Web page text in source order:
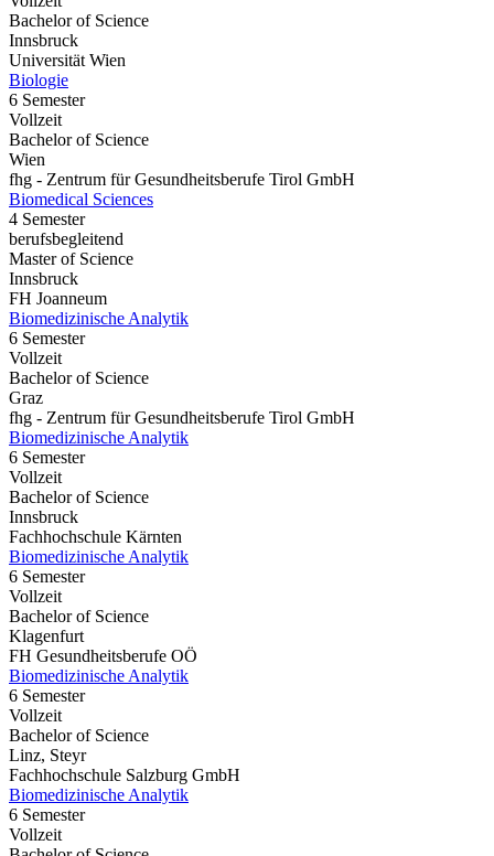
Bachelor of Science
Innsbruck
Universität Wien
Biologie
6 Semester
Vollzeit
Bachelor of Science
Wien
fhg - Zentrum für Gesundheitsberufe Tirol GmbH
Biomedical Sciences
4 Semester
berufsbegleitend
Master of Science
Innsbruck
FH Joanneum
Biomedizinische Analytik
6 Semester
Vollzeit
Bachelor of Science
Graz
fhg - Zentrum für Gesundheitsberufe Tirol GmbH
Biomedizinische Analytik
6 Semester
Vollzeit
Bachelor of Science
Innsbruck
Fachhochschule Kärnten
Biomedizinische Analytik
6 Semester
Vollzeit
Bachelor of Science
Klagenfurt
FH Gesundheitsberufe OÖ
Biomedizinische Analytik
6 Semester
Vollzeit
Bachelor of Science
Linz, Steyr
Fachhochschule Salzburg GmbH
Biomedizinische Analytik
6 Semester
Vollzeit